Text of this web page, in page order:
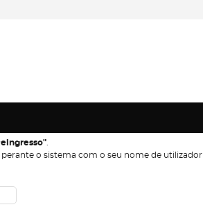
o sistema com o seu nome de utilizador